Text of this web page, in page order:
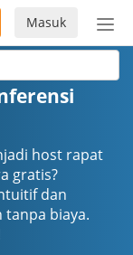
Masuk
host rapat
gratis?
dan
tanpa biaya.